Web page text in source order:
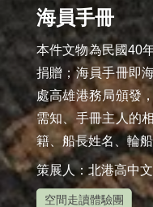
海員手冊
本件文物為民國40
捐贈；海員手冊即
處高雄港務局頒發
需知、手冊主人的
籍、船長姓名、輪
策展人：北港高中
空間走讀體驗團